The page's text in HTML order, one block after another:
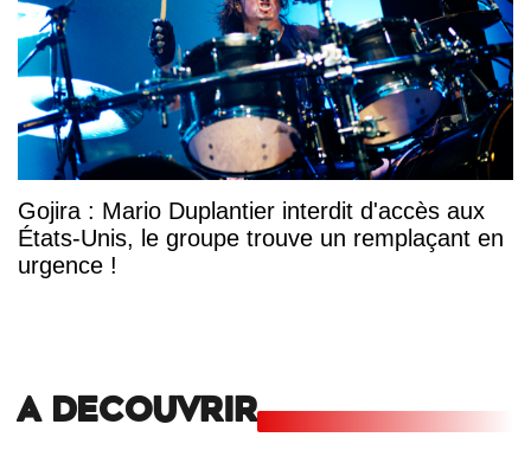
Gojira : Mario Duplantier interdit d'accès aux
États-Unis, le groupe trouve un remplaçant en
urgence !
A DECOUVRIR